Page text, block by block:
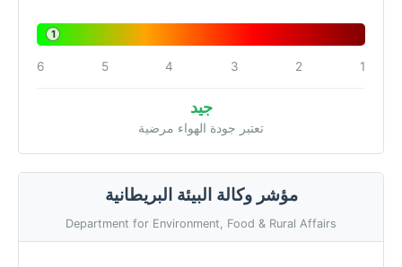
1
1
2
3
4
5
6
جيد
تعتبر جودة الهواء مرضية
مؤشر وكالة البيئة البريطانية
Department for Environment, Food & Rural Affairs